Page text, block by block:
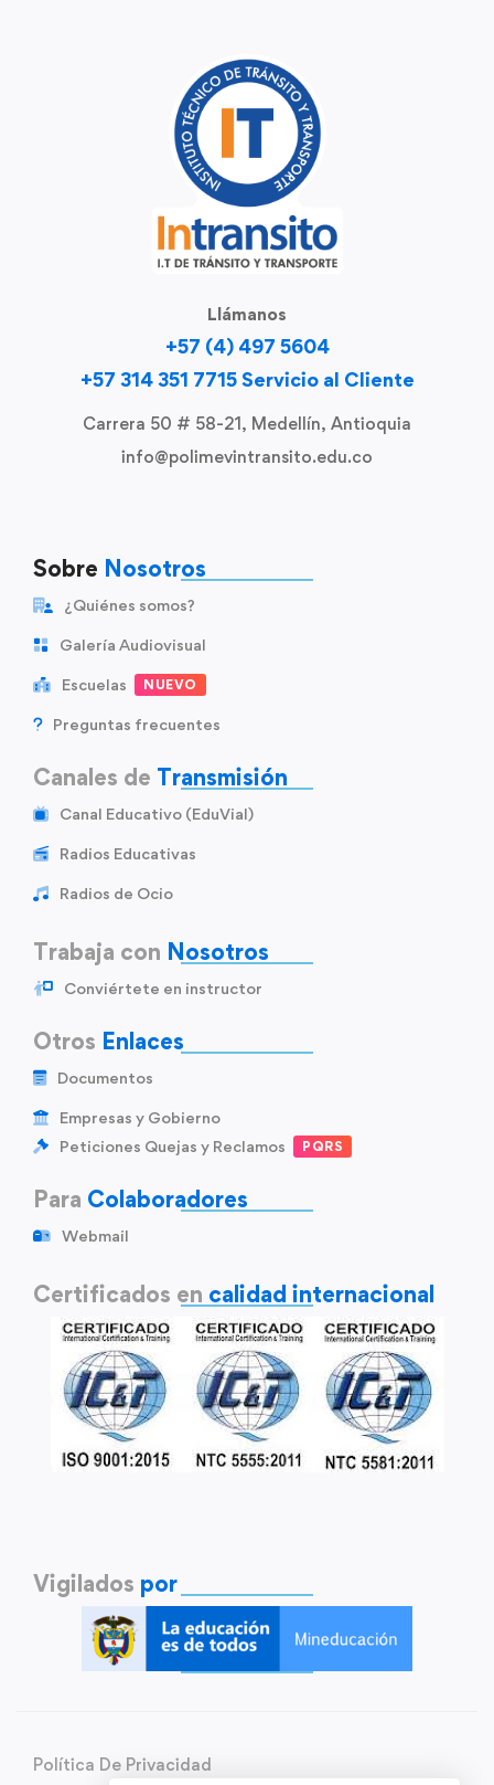
Llámanos
+57 (4) 497 5604
+57 314 351 7715 Servicio al Cliente
Carrera 50 # 58-21, Medellín, Antioquia
info@polimevintransito.edu.co
Sobre Nosotros
¿Quiénes somos?
Galería Audiovisual
Escuelas NUEVO
Preguntas frecuentes
Canales de Transmisión
Canal Educativo (EduVial)
Radios Educativas
Radios de Ocio
Trabaja con Nosotros
Conviértete en instructor
Otros Enlaces
Documentos
Empresas y Gobierno
Peticiones Quejas y Reclamos
PQRS
Para Colaboradores
Webmail
Certificados en calidad internacional
Vigilados por
Política De Privacidad